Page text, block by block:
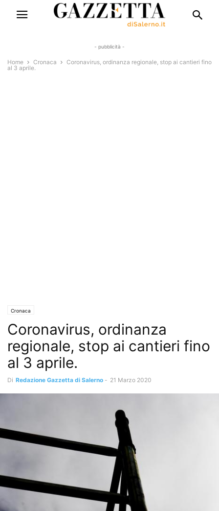
- pubblicità -
Home Cronaca
Coronavirus, ordinanza regionale, stop ai cantieri fino
al 3 aprile.
Cronaca
Coronavirus, ordinanza
regionale, stop ai cantieri fino
al 3 aprile.
Di Redazione Gazzetta di Salerno - 21 Marzo 2020